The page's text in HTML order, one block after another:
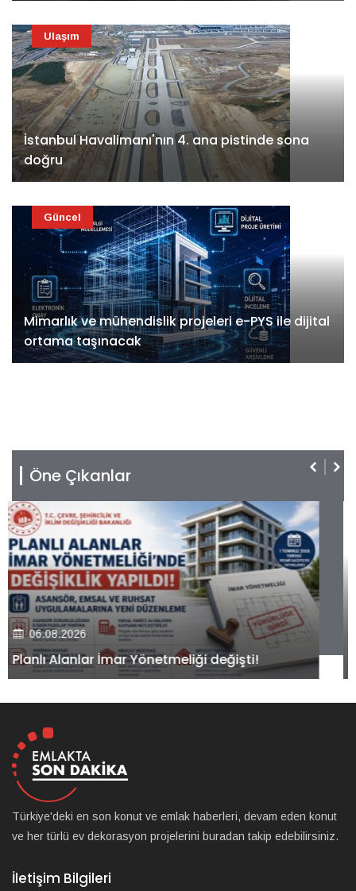
İstanbul Havalimanı'nın 4. ana pistinde sona
doğru
Ulaşım
Mimarlık ve mühendislik projeleri e-PYS ile dijital
ortama taşınacak
Güncel
Öne Çıkanlar
06.08.2026
Kiler GYO’dan Pendik Dolayoba projesiyle ilgili
önemli adım!
Türkiye'deki en son konut ve emlak haberleri, devam eden konut
ve her türlü ev dekorasyon projelerini buradan takip edebilirsiniz.
İletişim Bilgileri